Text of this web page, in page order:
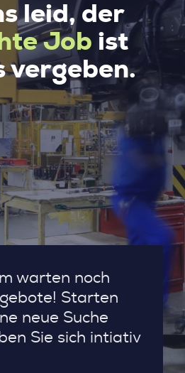
leid, der
Job ist
vergeben.
warten noch
Starten
neue Suche
Sie sich intiativ